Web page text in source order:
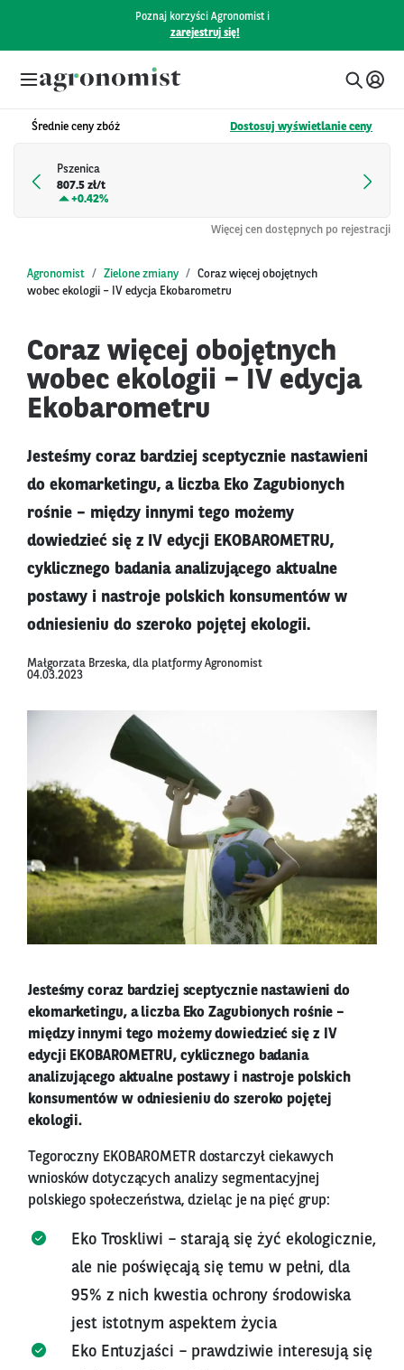
Poznaj korzyści Agronomist i
zarejestruj się!
Średnie ceny zbóż Dostosuj wyświetlanie ceny
Pszenica
807.5 zł/t
+0.42%
Więcej cen dostępnych po rejestracji
Agronomist Zielone zmiany
Coraz więcej obojętnych
wobec ekologii – IV edycja Ekobarometru
Coraz więcej obojętnych
wobec ekologii – IV edycja
Ekobarometru
Jesteśmy coraz bardziej sceptycznie nastawieni
do ekomarketingu, a liczba Eko Zagubionych
rośnie – między innymi tego możemy
dowiedzieć się z IV edycji EKOBAROMETRU,
cyklicznego badania analizującego aktualne
postawy i nastroje polskich konsumentów w
odniesieniu do szeroko pojętej ekologii.
Małgorzata Brzeska, dla platformy Agronomist
04.03.2023
Jesteśmy coraz bardziej sceptycznie nastawieni do
ekomarketingu, a liczba Eko Zagubionych rośnie –
między innymi tego możemy dowiedzieć się z IV
edycji EKOBAROMETRU, cyklicznego badania
analizującego aktualne postawy i nastroje polskich
konsumentów w odniesieniu do szeroko pojętej
ekologii.
Tegoroczny EKOBAROMETR dostarczył ciekawych
wniosków dotyczących analizy segmentacyjnej
polskiego społeczeństwa, dzieląc je na pięć grup:
Eko Troskliwi – starają się żyć ekologicznie,
ale nie poświęcają się temu w pełni, dla
95% z nich kwestia ochrony środowiska
jest istotnym aspektem życia
Eko Entuzjaści – prawdziwie interesują się